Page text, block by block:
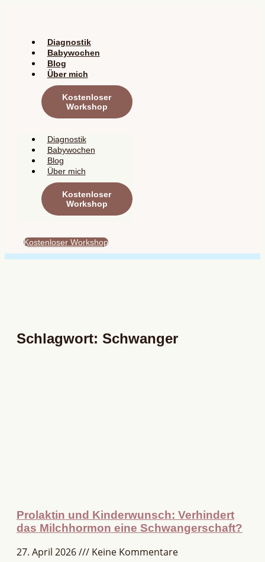
Diagnostik
Babywochen
Blog
Über mich
Kostenloser
Workshop
Diagnostik
Babywochen
Blog
Über mich
Kostenloser
Workshop
Kostenloser Workshop
Schlagwort: Schwanger
Prolaktin und Kinderwunsch: Verhindert
das Milchhormon eine Schwangerschaft?
27. April 2026
Keine Kommentare